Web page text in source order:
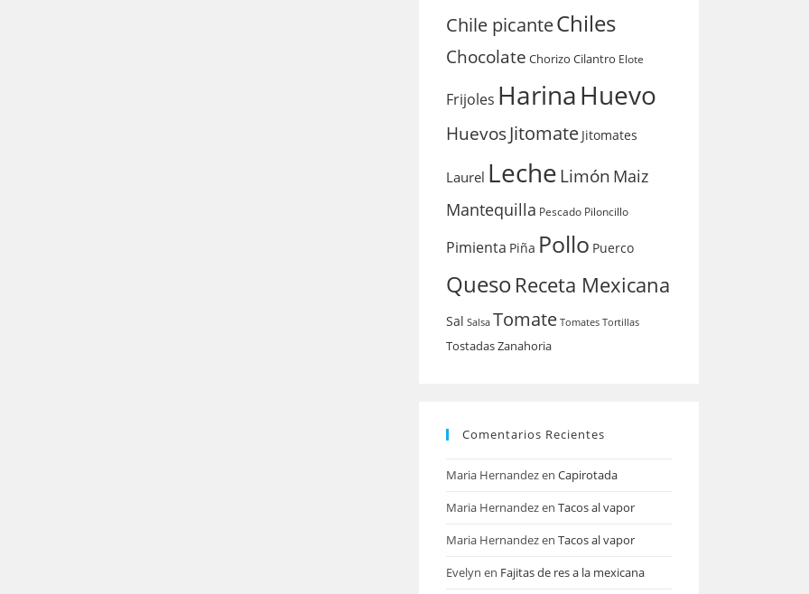
Chile picanteChiles
Chocolate Chorizo Cilantro Elote
Frijoles HarinaHuevo
HuevosJitomate Jitomates
Laurel LecheLimón Maiz
Mantequilla Pescado Piloncillo
Pimienta Piña Pollo Puerco
QuesoReceta Mexicana
Sal Salsa Tomate Tomates Tortillas
TostadasZanahoria
Comentarios Recientes
Maria Hernandezen Capirotada
Maria Hernandezen Tacos al vapor
Maria Hernandezen Tacos al vapor
Evelyn en Fajitas de res a la mexicana